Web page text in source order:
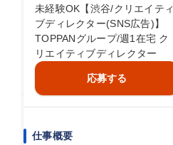
未経験OK【渋谷/クリエイティ
ブディレクター(SNS広告)】
TOPPANグループ/週1在宅 ク
リエイティブディレクター
応募する
仕事概要